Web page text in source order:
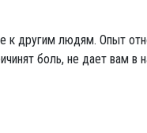
к другим людям. Опыт
боль, не дает вам